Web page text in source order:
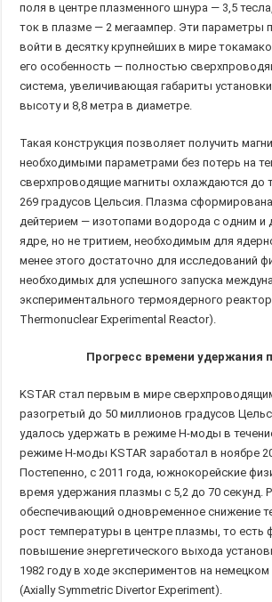
поля в центре плазменного шнура — 3,5
ток в плазме — 2 мегаампер. Эти параметры
войти в десятку крупнейших в мире
его особенность — полностью
система, увеличивающая габариты
высоту и 8,8 метра в диаметре.
Такая конструкция позволяет получить
необходимыми параметрами без потерь на
сверхпроводящие магниты охлаждаются до
269 градусов Цельсия. Плазма
дейтерием — изотопами водорода с одним и
ядре, но не тритием, необходимым для
менее этого достаточно для исследований
необходимых для успешного запуска
экспериментального термоядерного
Thermonuclear Experimental Reactor).
Прогресс времени удержания
KSTAR стал первым в мире
разогретый до 50 миллионов градусов
удалось удержать в режиме H-моды в
режиме H-моды KSTAR заработал в ноябре
Постепенно, с 2011 года, южнокорейские
время удержания плазмы с 5,2 до 70 секунд.
обеспечивающий одновременное снижение
рост температуры в центре плазмы, то есть
повышение энергетического выхода
1982 году в ходе экспериментов на немецком
(Axially Symmetric Divertor Experiment).